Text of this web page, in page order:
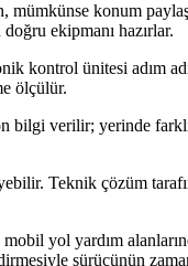
mümkünse konum
ekipmanı hazırlar.
kontrol ünitesi adım
ölçülür.
verilir; yerinde
Teknik çözüm
yol yardım
sürücünün